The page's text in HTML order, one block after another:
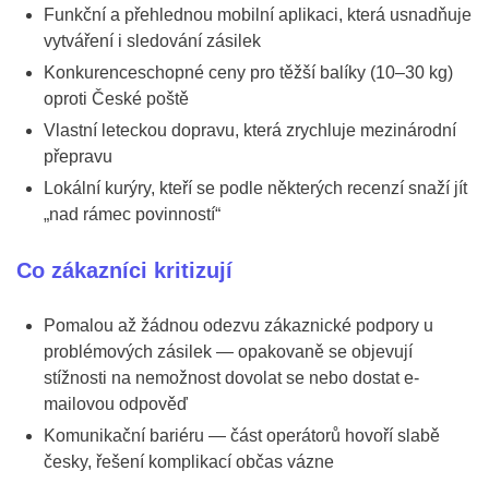
Funkční a přehlednou mobilní aplikaci, která usnadňuje
vytváření i sledování zásilek
Konkurenceschopné ceny pro těžší balíky (10–30 kg)
oproti České poště
Vlastní leteckou dopravu, která zrychluje mezinárodní
přepravu
Lokální kurýry, kteří se podle některých recenzí snaží jít
„nad rámec povinností“
Co zákazníci kritizují
Pomalou až žádnou odezvu zákaznické podpory u
problémových zásilek — opakovaně se objevují
stížnosti na nemožnost dovolat se nebo dostat e-
mailovou odpověď
Komunikační bariéru — část operátorů hovoří slabě
česky, řešení komplikací občas vázne